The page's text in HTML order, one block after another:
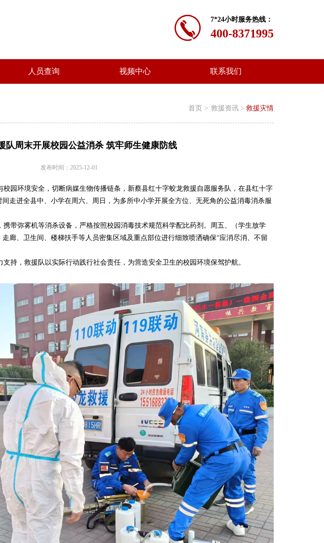
7*24小时服务热线：
400-8371995
人员查询 视频中心 联系我们
首页 > 救援资讯 > 救援灾情
队周末开展校园公益消杀 筑牢师生健康防线
发布时间：2025-12-01
园环境安全，切断病媒生物传播链条，新蔡县红十字蛟龙救援自愿服务队，在县红十字
走进全县中、小学在周六、周日，为多所中小学开展全方位、无死角的公益消毒消杀服
带弥雾机等消杀设备，严格按照校园消毒技术规范科学配比药剂。周五、（学生放学
廊、卫生间、楼梯扶手等人员密集区域及重点部位进行细致喷洒确保“应消尽消、不留
持，救援队以实际行动践行社会责任，为营造安全卫生的校园环境保驾护航。